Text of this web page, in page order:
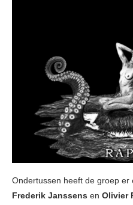
Ondertussen heeft de groep er
Frederik Janssens en Olivier